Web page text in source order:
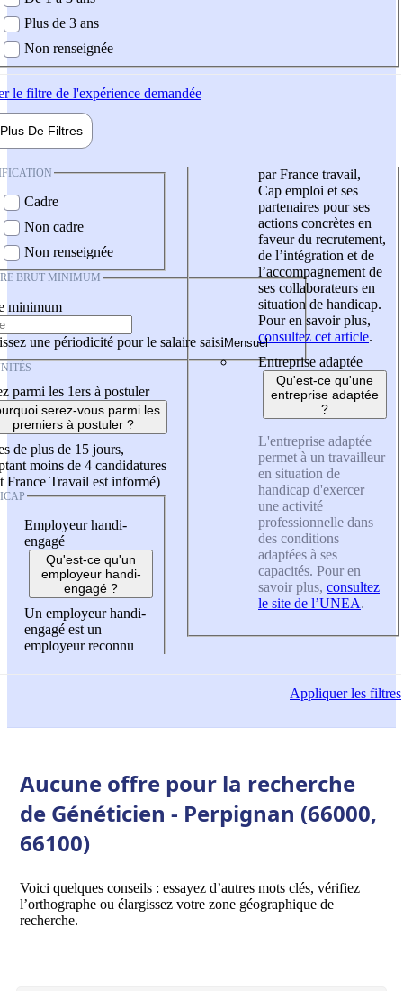
Plus de 3 ans
Non renseignée
le filtre de l'expérience demandée
Plus De Filtres
Cadre
Non cadre
Non renseignée
BRUT MINIMUM
minimum
une périodicité pour le salaire saisi
parmi les 1ers à postuler
serez-vous parmi les
premiers à postuler ?
de plus de 15 jours,
moins de 4 candidatures
France Travail est informé)
Employeur handi-
engagé
Qu'est-ce qu'un
employeur handi-
engagé ?
Un employeur handi-
engagé est un
employeur reconnu
par France travail,
Cap emploi et ses
partenaires pour ses
actions concrètes en
faveur du recrutement,
de l’intégration et de
l’accompagnement de
ses collaborateurs en
situation de handicap.
Pour en savoir plus,
consultez cet article.
Entreprise adaptée
Qu'est-ce qu'une
entreprise adaptée
?
L'entreprise adaptée
permet à un travailleur
en situation de
handicap d'exercer
une activité
professionnelle dans
des conditions
adaptées à ses
capacités. Pour en
savoir plus, consultez
le site de l’UNEA.
Appliquerles filtres
Aucune offre pour la recherche
de Généticien - Perpignan (66000,
66100)
Voici quelques conseils : essayez d’autres mots clés, vérifiez
l’orthographe ou élargissez votre zone géographique de
recherche.